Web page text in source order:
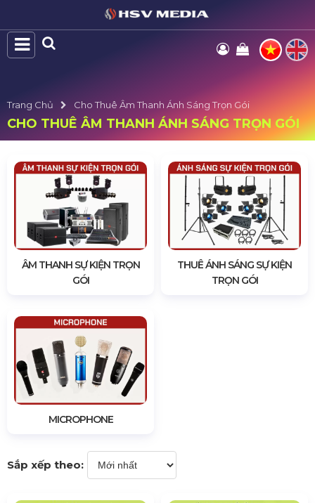
Trang Chủ Cho Thuê Âm Thanh Ánh Sáng Trọn Gói
CHO THUÊ ÂM THANH ÁNH SÁNG TRỌN GÓI
ÂM THANH SỰ KIỆN TRỌN
GÓI
THUÊ ÁNH SÁNG SỰ KIỆN
TRỌN GÓI
MICROPHONE
Sắp xếp theo: